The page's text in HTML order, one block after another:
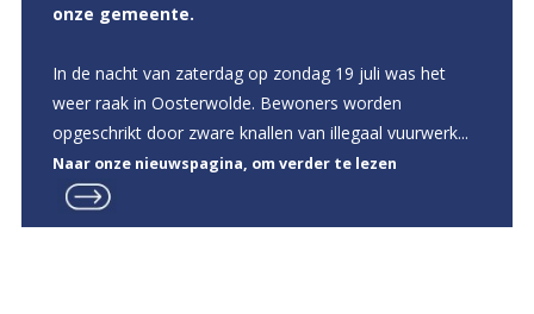
onze gemeente.
In de nacht van zaterdag op zondag 19 juli was het
weer raak in Oosterwolde. Bewoners worden
opgeschrikt door zware knallen van illegaal vuurwerk...
Naar onze nieuwspagina, om verder te lezen